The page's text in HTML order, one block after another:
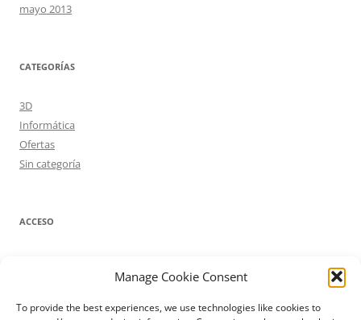
Manage Cookie Consent
To provide the best experiences, we use technologies like cookies to
mayo 2013
CATEGORÍAS
3D
Informática
Ofertas
Sin categoría
ACCESO